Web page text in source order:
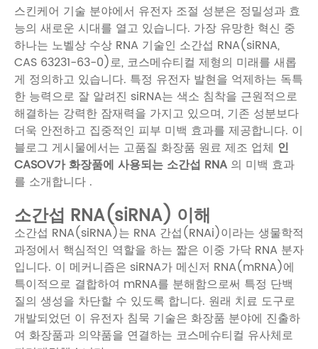
스킨케어 기술 분야에서 유전자 조절 성분은 정밀성과 효
능의 새로운 시대를 열고 있습니다. 가장 유망한 혁신 중
하나는 노벨상 수상 RNA 기술인 소간섭 RNA(siRNA,
CAS 63231-63-0)로, 코스메슈티컬 제형의 미래를 새롭
게 정의하고 있습니다. 특정 유전자 발현을 억제하는 독특
한 능력으로 잘 알려진 siRNA는 색소 침착을 근원적으로
해결하는 강력한 잠재력을 가지고 있으며, 기존 성분보다
더욱 안전하고 집중적인 피부 미백 효과를 제공합니다. 이
블로그 게시물에서는 고품질 화장품 원료 제조 업체 인
CASOV가화장품에 사용되는 소간섭 RNA 의 미백 효과
를 소개합니다 .
소간섭 RNA(siRNA) 이해
소간섭 RNA(siRNA)는 RNA 간섭(RNAi)이라는 생물학적
과정에서 핵심적인 역할을 하는 짧은 이중 가닥 RNA 분자
입니다. 이 메커니즘은 siRNA가 메신저 RNA(mRNA)에
특이적으로 결합하여 mRNA를 분해함으로써 특정 단백
질의 생성을 차단할 수 있도록 합니다. 원래 치료 도구로
개발되었던 이 유전자 침묵 기술은 화장품 분야에 진출하
여 화장품과 의약품을 연결하는 코스메슈티컬 유사체로